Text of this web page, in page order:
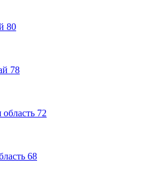
80
78
область 72
68